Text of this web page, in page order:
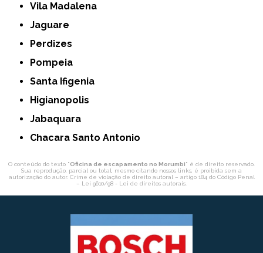
Vila Madalena
Jaguare
Perdizes
Pompeia
Santa Ifigenia
Higianopolis
Jabaquara
Chacara Santo Antonio
O conteúdo do texto "Oficina de escapamento no Morumbi" é de direito reservado.
Sua reprodução, parcial ou total, mesmo citando nossos links, é proibida sem a
autorização do autor. Crime de violação de direito autoral – artigo 184 do Código Penal
– Lei 9610/98 - Lei de direitos autorais.